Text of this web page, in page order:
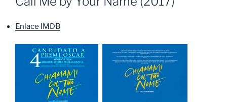
Enlace IMDB